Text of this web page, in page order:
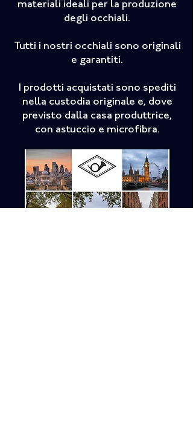
materiali ideali per la produzione
degli occhiali.
Tutti i nostri occhiali sono originali
e garantiti.
I prodotti acquistati sono spediti
nella custodia originale e, dove
previsto dalla casa produttrice,
con astuccio e microfibra.